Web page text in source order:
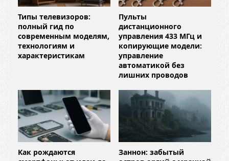
Типы телевизоров:
полный гид по
современным моделям,
технологиям и
характеристикам
Пульты
дистанционного
управления 433 МГц и
копирующие модели:
управление
автоматикой без
лишних проводов
Как рождаются
Заннон: забытый